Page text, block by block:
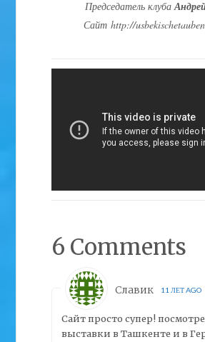
Председатель клуба
Сайт http://
6 Comments
Славик 11 ЛЕТ AGO
Сайт просто супер!
выставки в Ташкенте и в